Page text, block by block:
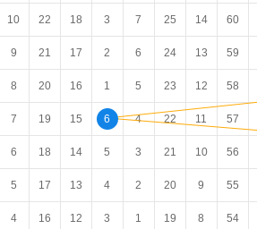
10 22 18 3 7 25 14 60
9 21 17 2 6 24 13 59
8 20 16 1 5 23 12 58
7 19 15 6 4 22 11 57
6 18 14 5 3 21 10 56
5 17 13 4 2 20 9 55
4 16 12 3 1 19 8 54